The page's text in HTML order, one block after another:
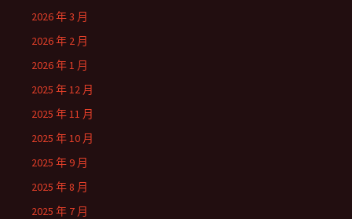
2026 年 3 月
2026 年 2 月
2026 年 1 月
2025 年 12 月
2025 年 11 月
2025 年 10 月
2025 年 9 月
2025 年 8 月
2025 年 7 月